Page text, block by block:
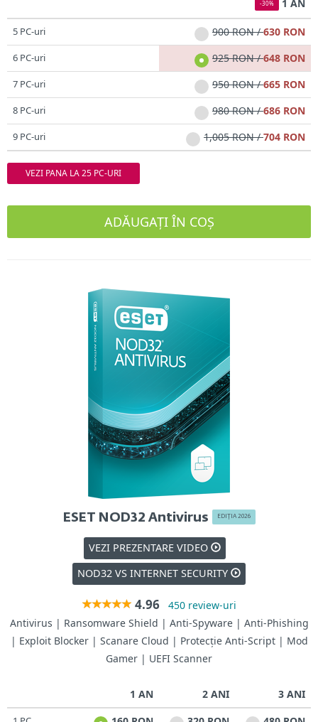
-30% 1 AN
5 PC-uri 900 RON /630 RON
6 PC-uri 925 RON /648 RON
7 PC-uri 950 RON /665 RON
8 PC-uri 980 RON /686 RON
9 PC-uri 1,005 RON /704 RON
VEZI PANA LA 25 PC-URI
ESET NOD32 Antivirus EDIȚIA 2026
VEZI PREZENTARE VIDEO
NOD32 VS INTERNET SECURITY
4.96
450 review-uri
Antivirus | Ransomware Shield | Anti-Spyware | Anti-Phishing
| Exploit Blocker | Scanare Cloud | Protecție Anti-Script | Mod
Gamer | UEFI Scanner
1 AN 2 ANI 3 ANI